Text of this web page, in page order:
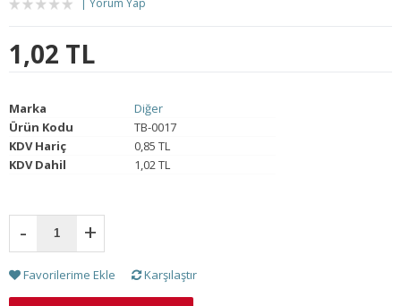
Yorum Yap
1,02 TL
Marka
Diğer
Ürün Kodu
TB-0017
KDV Hariç
0,85 TL
KDV Dahil
1,02 TL
- +
Favorilerime Ekle Karşılaştır